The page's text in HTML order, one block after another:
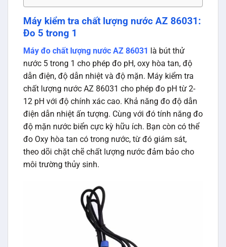
Máy kiểm tra chất lượng nước AZ 86031:
Đo 5 trong 1
Máy đo chất lượng nước AZ 86031 là bút thử
nước 5 trong 1 cho phép đo pH, oxy hòa tan, độ
dẫn điện, độ dẫn nhiệt và độ mặn. Máy kiểm tra
chất lượng nước AZ 86031 cho phép đo pH từ 2-
12 pH với độ chính xác cao. Khả năng đo độ dẫn
điện dẫn nhiệt ấn tượng. Cùng với đó tính năng đo
độ mặn nước biển cực kỳ hữu ích. Bạn còn có thể
đo Oxy hòa tan có trong nước, từ đó giám sát,
theo dõi chặt chẽ chất lượng nước đảm bảo cho
môi trường thủy sinh.